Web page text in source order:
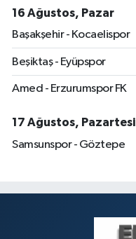
16 Ağustos, Pazar
Başakşehir - Kocaelispor
Beşiktaş - Eyüpspor
Amed - Erzurumspor FK
17 Ağustos, Pazartesi
Samsunspor - Göztepe